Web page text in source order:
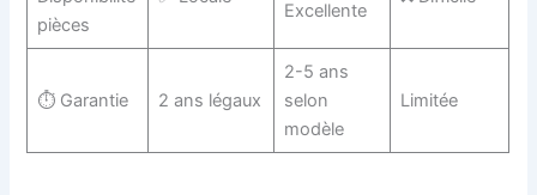
pièces
Excellente
⏱️ Garantie 2 ans légaux
2-5 ans
selon
modèle
Limitée